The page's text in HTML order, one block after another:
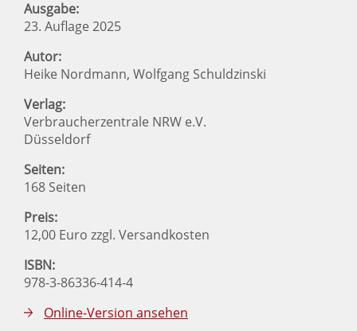
Ausgabe:
23. Auflage 2025
Autor:
Heike Nordmann, Wolfgang Schuldzinski
Verlag:
Verbraucherzentrale NRW e.V.
Düsseldorf
Seiten:
168 Seiten
Preis:
12,00 Euro zzgl. Versandkosten
ISBN:
978-3-86336-414-4
Online-Version ansehen